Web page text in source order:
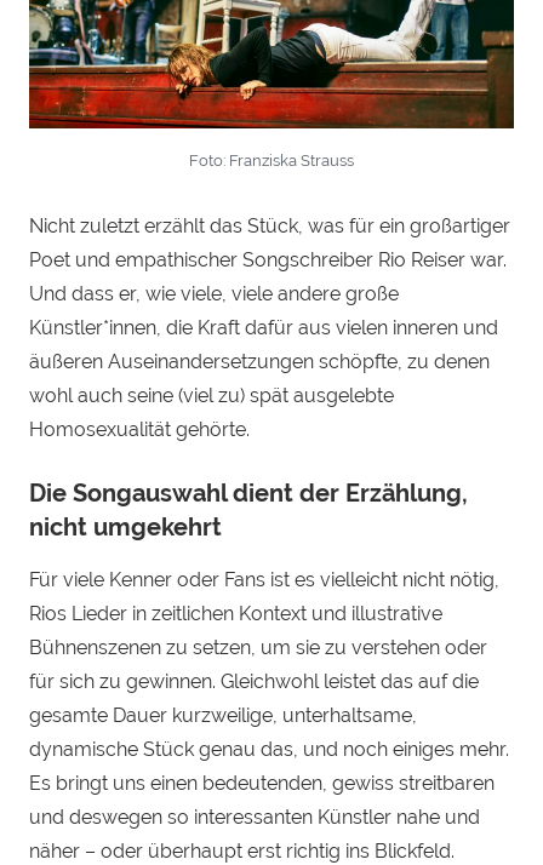
Foto: Franziska Strauss
Nicht zuletzt erzählt das Stück, was für ein großartiger
Poet und empathischer Songschreiber Rio Reiser war.
Und dass er, wie viele, viele andere große
Künstler*innen, die Kraft dafür aus vielen inneren und
äußeren Auseinandersetzungen schöpfte, zu denen
wohl auch seine (viel zu) spät ausgelebte
Homosexualität gehörte.
Die Songauswahl dient der Erzählung,
nicht umgekehrt
Für viele Kenner oder Fans ist es vielleicht nicht nötig,
Rios Lieder in zeitlichen Kontext und illustrative
Bühnenszenen zu setzen, um sie zu verstehen oder
für sich zu gewinnen. Gleichwohl leistet das auf die
gesamte Dauer kurzweilige, unterhaltsame,
dynamische Stück genau das, und noch einiges mehr.
Es bringt uns einen bedeutenden, gewiss streitbaren
und deswegen so interessanten Künstler nahe und
näher – oder überhaupt erst richtig ins Blickfeld.